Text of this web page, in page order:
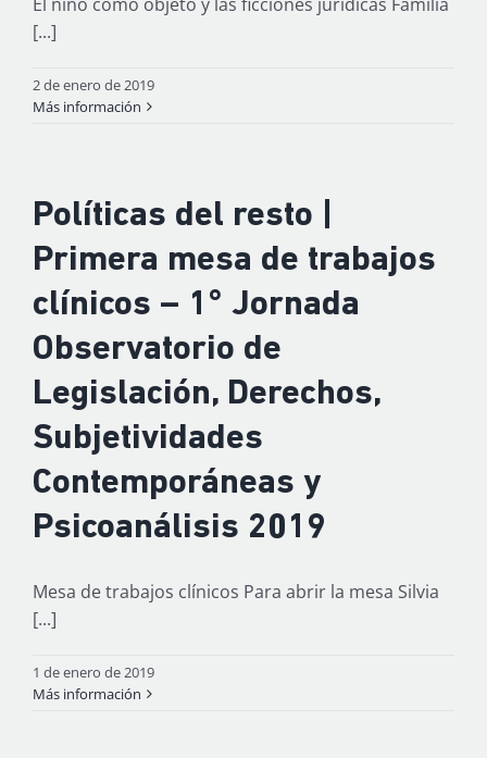
[...]
2 de enero de 2019
Más información
Políticas del resto |
Primera mesa de trabajos
clínicos – 1° Jornada
Observatorio de
Legislación, Derechos,
Subjetividades
Contemporáneas y
Psicoanálisis 2019
Mesa de trabajos clínicos Para abrir la mesa Silvia
[...]
1 de enero de 2019
Más información